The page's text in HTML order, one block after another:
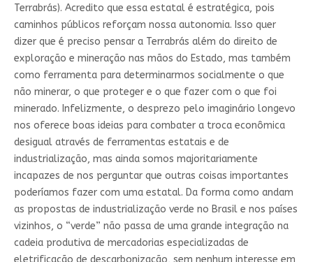
Terrabrás). Acredito que essa estatal é estratégica, pois
caminhos públicos reforçam nossa autonomia. Isso quer
dizer que é preciso pensar a Terrabrás além do direito de
exploração e mineração nas mãos do Estado, mas também
como ferramenta para determinarmos socialmente o que
não minerar, o que proteger e o que fazer com o que foi
minerado. Infelizmente, o desprezo pelo imaginário longevo
nos oferece boas ideias para combater a troca econômica
desigual através de ferramentas estatais e de
industrialização, mas ainda somos majoritariamente
incapazes de nos perguntar que outras coisas importantes
poderíamos fazer com uma estatal. Da forma como andam
as propostas de industrialização verde no Brasil e nos países
vizinhos, o “verde” não passa de uma grande integração na
cadeia produtiva de mercadorias especializadas de
eletrificação de descarbonização, sem nenhum interesse em